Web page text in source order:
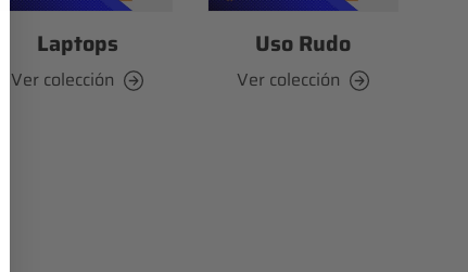
Laptops
Ver colección
Uso Rudo
Ver colección